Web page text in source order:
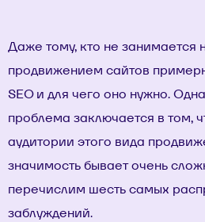
Даже тому, кто не занимается
продвижением сайтов
SEO и для чего оно нужно.
проблема заключается в том,
аудитории этого вида
значимость бывает очень
перечислим шесть самых
заблуждений.